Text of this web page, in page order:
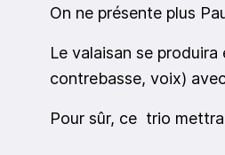
On ne présente plus
Le valaisan se
contrebasse, voix)
Pour sûr, ce trio